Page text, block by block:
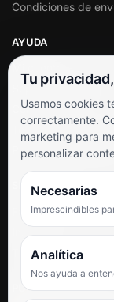
Condiciones de
AYUDA
Soporte al cliente
Contacto
Términos y
Preguntas
SÍGUENOS
Facebook
TikTok
PUNTUACIÓN DE
Tu
Usamos cookies
correctamente.
marketing para
personalizar
Necesarias
Imprescindibles
Analítica
Nos ayuda a